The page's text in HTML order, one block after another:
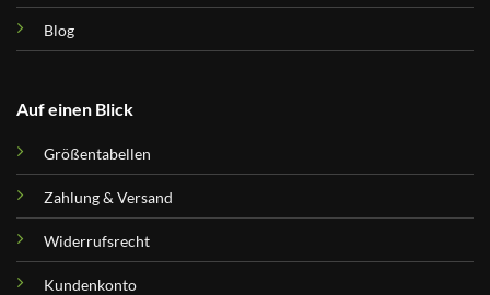
Blog
Auf einen Blick
Größentabellen
Zahlung & Versand
Widerrufsrecht
Kundenkonto